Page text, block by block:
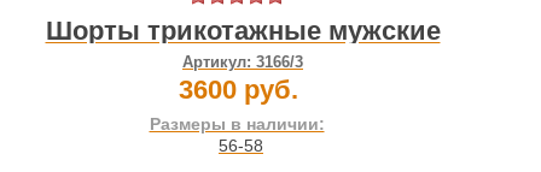
Шорты трикотажные мужские
Артикул: 3166/3
3600 руб.
Размеры в наличии:
56-58